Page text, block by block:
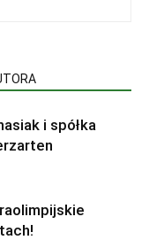
i spółka